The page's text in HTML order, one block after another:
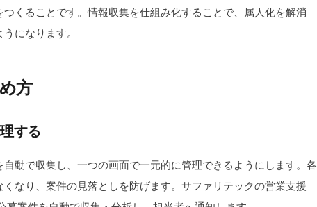
くることです。情報収集を仕組み化することで、属人化を解消
になります。
方
する
動で収集し、一つの画面で一元的に管理できるようにします。各
なり、案件の見落としを防げます。サファリテックの営業支援